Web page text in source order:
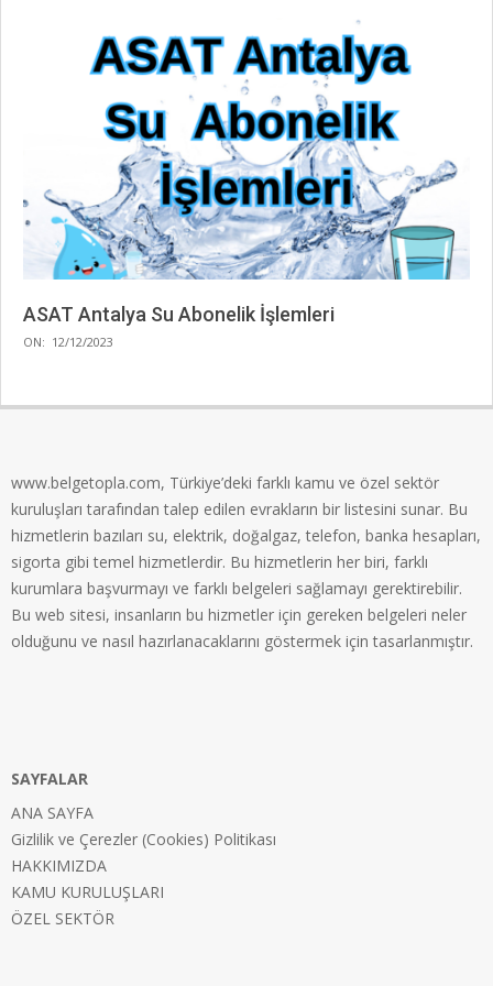
ASAT Antalya Su Abonelik İşlemleri
2023-
ON: 12/12/2023
www.belgetopla.com, Türkiye’deki farklı kamu ve özel sektör
kuruluşları tarafından talep edilen evrakların bir listesini sunar. Bu
hizmetlerin bazıları su, elektrik, doğalgaz, telefon, banka hesapları,
sigorta gibi temel hizmetlerdir. Bu hizmetlerin her biri, farklı
kurumlara başvurmayı ve farklı belgeleri sağlamayı gerektirebilir.
Bu web sitesi, insanların bu hizmetler için gereken belgeleri neler
olduğunu ve nasıl hazırlanacaklarını göstermek için tasarlanmıştır.
SAYFALAR
ANA SAYFA
Gizlilik ve Çerezler (Cookies) Politikası
HAKKIMIZDA
KAMU KURULUŞLARI
ÖZEL SEKTÖR